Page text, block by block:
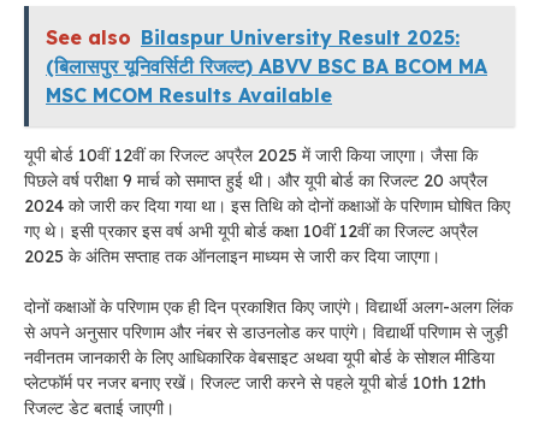
See also Bilaspur University Result 2025:
(बिलासपुर यूनिवर्सिटी रिजल्ट) ABVV BSC BA BCOM MA
MSC MCOM Results Available
यूपी बोर्ड 10वीं 12वीं का रिजल्ट अप्रैल 2025 में जारी किया जाएगा। जैसा कि
पिछले वर्ष परीक्षा 9 मार्च को समाप्त हुई थी। और यूपी बोर्ड का रिजल्ट 20 अप्रैल
2024 को जारी कर दिया गया था। इस तिथि को दोनों कक्षाओं के परिणाम घोषित किए
गए थे। इसी प्रकार इस वर्ष अभी यूपी बोर्ड कक्षा 10वीं 12वीं का रिजल्ट अप्रैल
2025 के अंतिम सप्ताह तक ऑनलाइन माध्यम से जारी कर दिया जाएगा।
दोनों कक्षाओं के परिणाम एक ही दिन प्रकाशित किए जाएंगे। विद्यार्थी अलग-अलग लिंक
से अपने अनुसार परिणाम और नंबर से डाउनलोड कर पाएंगे। विद्यार्थी परिणाम से जुड़ी
नवीनतम जानकारी के लिए आधिकारिक वेबसाइट अथवा यूपी बोर्ड के सोशल मीडिया
प्लेटफॉर्म पर नजर बनाए रखें। रिजल्ट जारी करने से पहले यूपी बोर्ड 10th 12th
रिजल्ट डेट बताई जाएगी।